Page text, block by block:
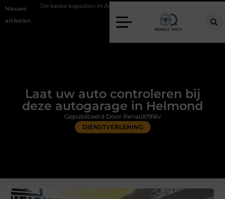
Nieuwe
artikelen
kapsalon in Arnhem: meer dan alleen een knipbeurt
Laat uw auto controleren bij
deze autogarage in Helmond
DIENSTVERLENING
Gepubliceerd Door Renault1916v